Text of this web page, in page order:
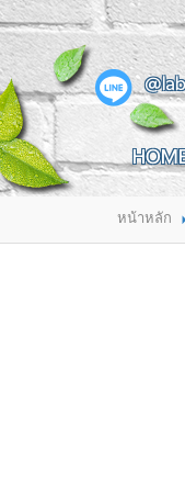
สินค้าที่สนใจ
HOME
ABOUT
PRODUCT
HOW TO ORDER
CONTACT US
หน้าหลัก